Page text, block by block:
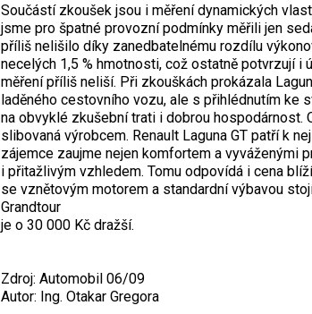
Součástí zkoušek jsou i měření dynamických
jsme pro špatné provozní podmínky měřili jen
příliš nelišilo díky zanedbatelnému rozdílu
necelých 1,5 % hmotnosti, což ostatně potvrzují i
měření příliš neliší. Při zkouškách prokázala
laděného cestovního vozu, ale s přihlédnutím ke
na obvyklé zkušební trati i dobrou hospodárnost.
slibovaná výrobcem. Renault Laguna GT patří k
zájemce zaujme nejen komfortem a vyváženými
i přitažlivým vzhledem. Tomu odpovídá i cena
se vznětovým motorem a standardní výbavou
Grandtour
je o 30 000 Kč dražší.
Zdroj: Automobil 06/09
Autor: Ing. Otakar Gregora